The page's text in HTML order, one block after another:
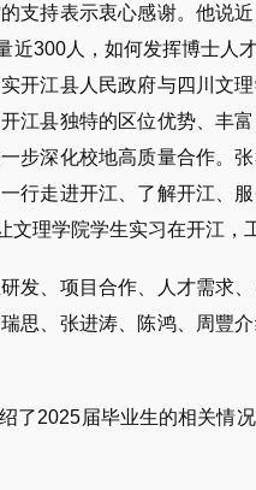
支持表示衷心感谢。他说
300人，如何发挥博士人
江县人民政府与四川文
县独特的区位优势、丰
步深化校地高质量合作。
行走进开江、了解开江、
理学院学生实习在开江，
、项目合作、人才需求
思、张进涛、陈鸿、周豐
了2025届毕业生的相关情